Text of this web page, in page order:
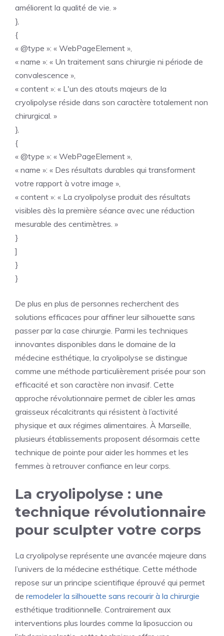
améliorent la qualité de vie. »
},
{
« @type »: « WebPageElement »,
« name »: « Un traitement sans chirurgie ni période de
convalescence »,
« content »: « L'un des atouts majeurs de la
cryolipolyse réside dans son caractère totalement non
chirurgical. »
},
{
« @type »: « WebPageElement »,
« name »: « Des résultats durables qui transforment
votre rapport à votre image »,
« content »: « La cryolipolyse produit des résultats
visibles dès la première séance avec une réduction
mesurable des centimètres. »
}
]
}
}
De plus en plus de personnes recherchent des
solutions efficaces pour affiner leur silhouette sans
passer par la case chirurgie. Parmi les techniques
innovantes disponibles dans le domaine de la
médecine esthétique, la cryolipolyse se distingue
comme une méthode particulièrement prisée pour son
efficacité et son caractère non invasif. Cette
approche révolutionnaire permet de cibler les amas
graisseux récalcitrants qui résistent à l’activité
physique et aux régimes alimentaires. À Marseille,
plusieurs établissements proposent désormais cette
technique de pointe pour aider les hommes et les
femmes à retrouver confiance en leur corps.
La cryolipolyse : une
technique révolutionnaire
pour sculpter votre corps
La cryolipolyse représente une avancée majeure dans
l’univers de la médecine esthétique. Cette méthode
repose sur un principe scientifique éprouvé qui permet
de remodeler la silhouette sans recourir à la chirurgie
esthétique traditionnelle. Contrairement aux
interventions plus lourdes comme la liposuccion ou